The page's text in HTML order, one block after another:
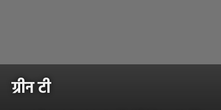
ग्रीन टी